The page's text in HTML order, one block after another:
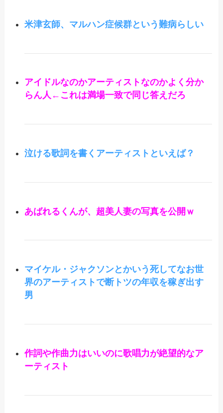
米津玄師、マルハン症候群という難病らしい
アイドルなのかアーティストなのかよく分か
らん人←これは満場一致で同じ答えだろ
泣ける歌詞を書くアーティストといえば？
あばれるくんが、超美人妻の写真を公開ｗ
マイケル・ジャクソンとかいう死してなお世
界のアーティストで断トツの年収を稼ぎ出す
男
作詞や作曲力はいいのに歌唱力が絶望的なア
ーティスト